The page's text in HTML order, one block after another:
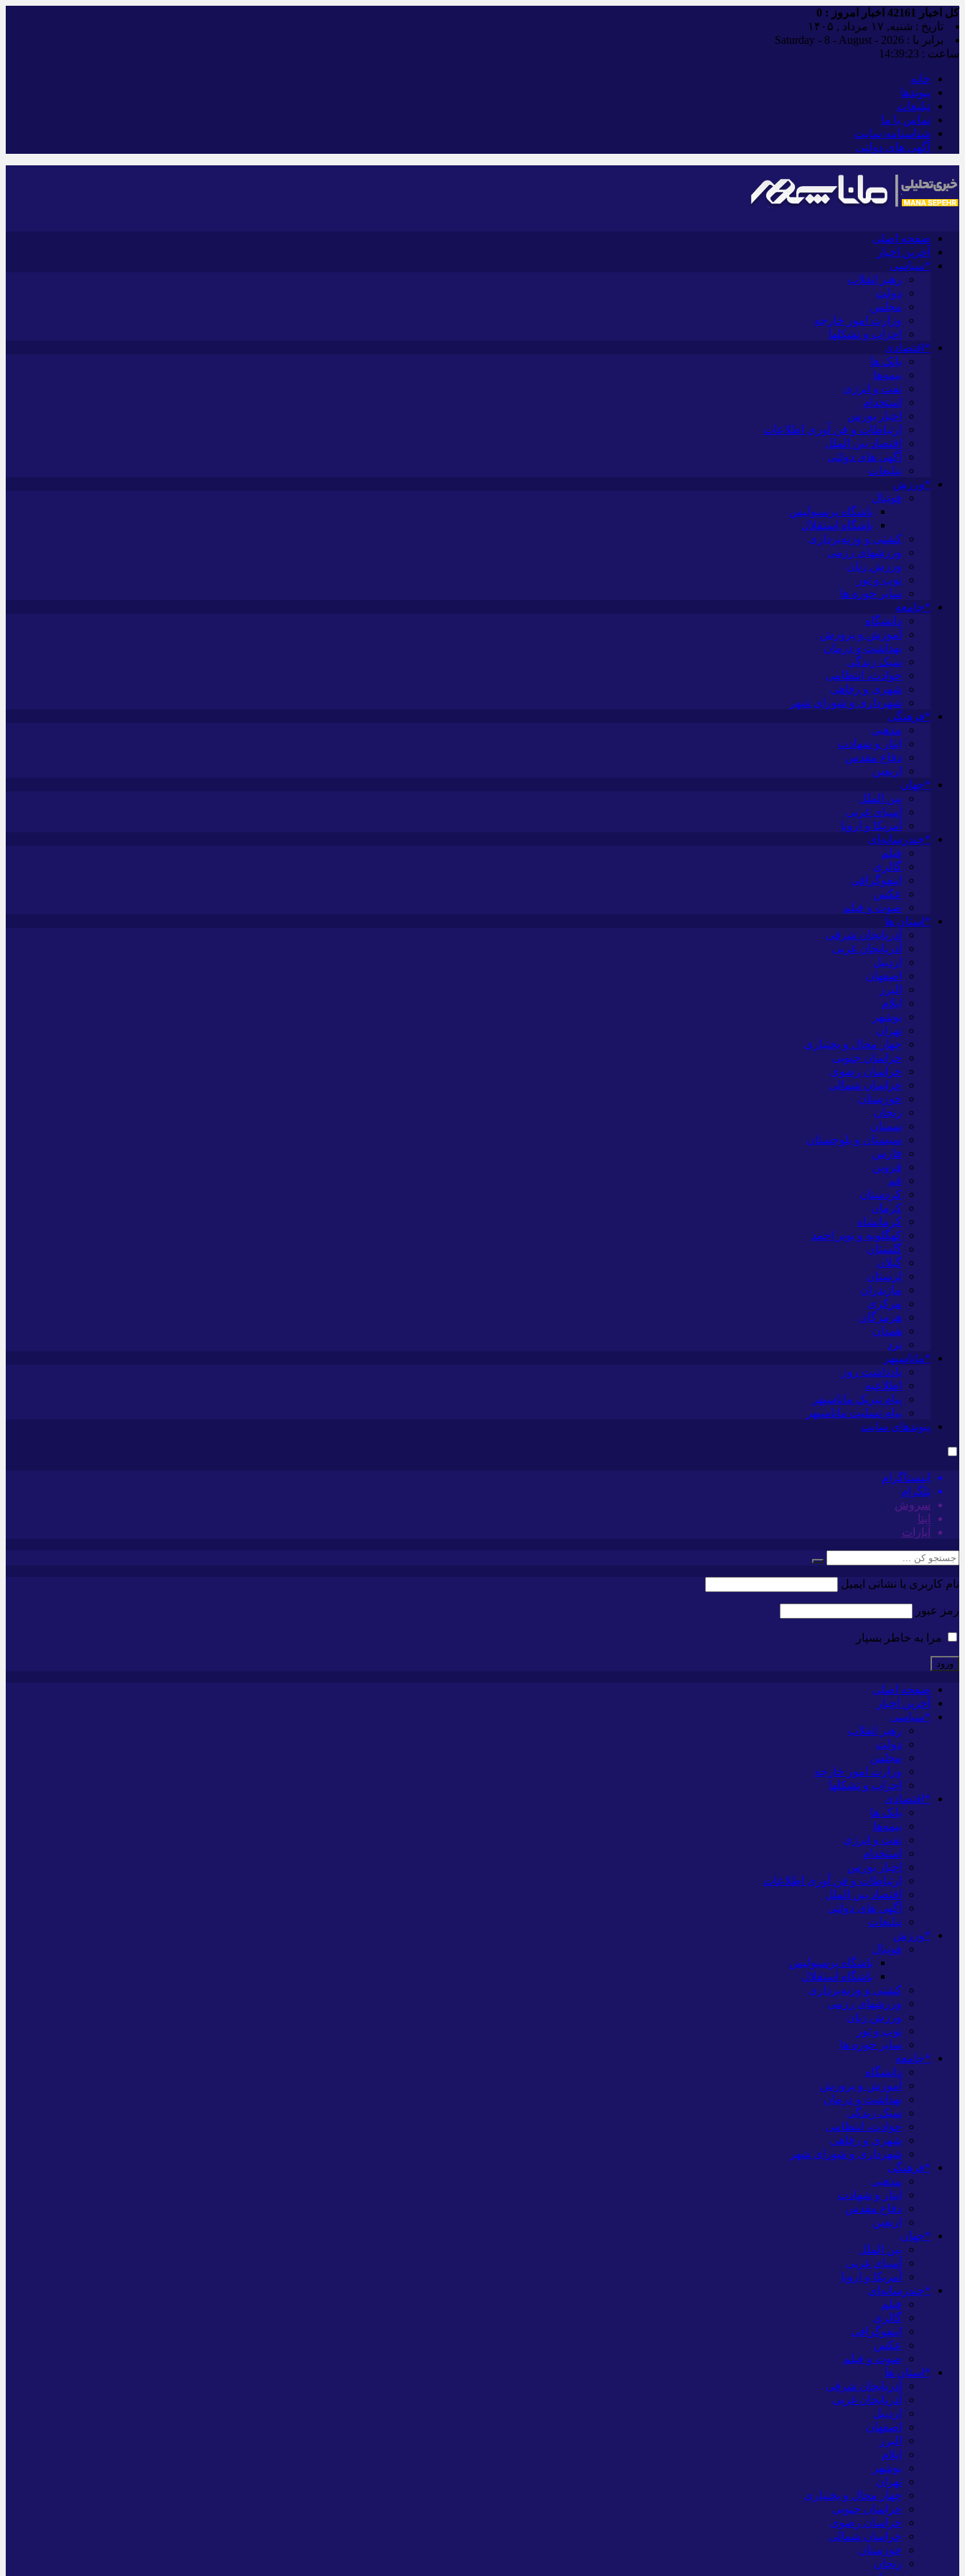
کل اخبار اخبار امروز : 0
تاریخ : شنبه, ۱۷ مرداد , ۱۴۰۵
برابر با : Saturday - 8 - August - 2026
ساعت : 14:39:23
خانه
پیوندها
تبلیغات
تماس با ما
شناسنامه سایت
آگهی های دولتی
صفحه اصلی
آخرین اخبار
*سیاسی
رهبر انقلاب
دولت
مجلس
وزارت امور خارجه
احزاب و تشکلها
*اقتصادی
بانک ها
بیمه‌ها
نفت و انرژی
استخدام
اخبار بورس
ارتباطات و فن آوری اطلاعات
اقتصاد بین الملل
آگهی های دولتی
تبلیغات
*ورزش
فوتبال
باشگاه پرسپولیس
باشگاه استقلال
کشتی و وزنه‌برداری
ورزشهای رزمی
ورزش زنان
توپ و تور
سایر حوزه ها
*جامعه
دانشگاه
آموزش و پرورش
بهداشت و درمان
سبک زندگی
حوادث، انتظامی
شهری و رفاهی
شهرداری و شورای شهر
*فرهنگی
مذهبی
ایثار و شهادت
دفاع مقدس
اربعین
*جهان
بین الملل
آسیای غربی
آمریکا و اروپا
*چندرسانه‌ای
فیلم
گالری
اینفوگرافی
عکس
صوت و فیلم
*استان ها
آذربایجان شرقی
آذربایجان غربی
اردبیل
اصفهان
البرز
ایلام
بوشهر
تهران
چهار محال و بختیاری
خراسان جنوبی
خراسان رضوی
خراسان شمالی
خوزستان
زنجان
سمنان
سیستان و بلوچستان
فارس
قزوین
قم
کردستان
کرمان
کرمانشاه
کهگلویه و بویر احمد
گلستان
گیلان
لرستان
مازندران
مرکزی
هرمزگان
همدان
یزد
*ماناسپهر
یادداشت روز
اطلاعیه
پیام تبریک ماناسپهر
پیام تسلیت ماناسپهر
پیوندهای سایت
اینستاگرام
تلگرام
سروش
ایتا
آپارات
نام کاربری یا نشانی ایمیل
رمز عبور
مرا به خاطر بسپار
صفحه اصلی
آخرین اخبار
*سیاسی
رهبر انقلاب
دولت
مجلس
وزارت امور خارجه
احزاب و تشکلها
*اقتصادی
بانک ها
بیمه‌ها
نفت و انرژی
استخدام
اخبار بورس
ارتباطات و فن آوری اطلاعات
اقتصاد بین الملل
آگهی های دولتی
تبلیغات
*ورزش
فوتبال
باشگاه پرسپولیس
باشگاه استقلال
کشتی و وزنه‌برداری
ورزشهای رزمی
ورزش زنان
توپ و تور
سایر حوزه ها
*جامعه
دانشگاه
آموزش و پرورش
بهداشت و درمان
سبک زندگی
حوادث، انتظامی
شهری و رفاهی
شهرداری و شورای شهر
*فرهنگی
مذهبی
ایثار و شهادت
دفاع مقدس
اربعین
*جهان
بین الملل
آسیای غربی
آمریکا و اروپا
*چندرسانه‌ای
فیلم
گالری
اینفوگرافی
عکس
صوت و فیلم
*استان ها
آذربایجان شرقی
آذربایجان غربی
اردبیل
اصفهان
البرز
ایلام
بوشهر
تهران
چهار محال و بختیاری
خراسان جنوبی
خراسان رضوی
خراسان شمالی
خوزستان
زنجان